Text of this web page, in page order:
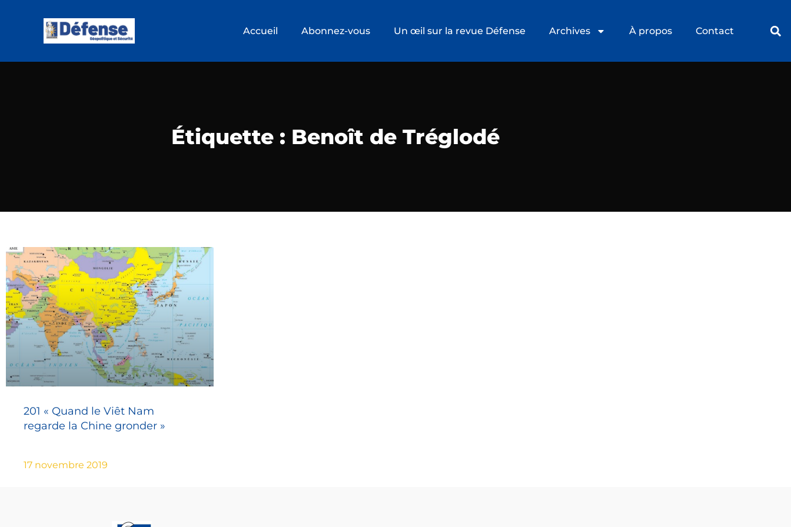
Accueil Abonnez-vous Un œil sur la revue Défense Archives À propos Contact
Étiquette : Benoît de Tréglodé
201 « Quand le Viêt Nam
regarde la Chine gronder »
17 novembre 2019